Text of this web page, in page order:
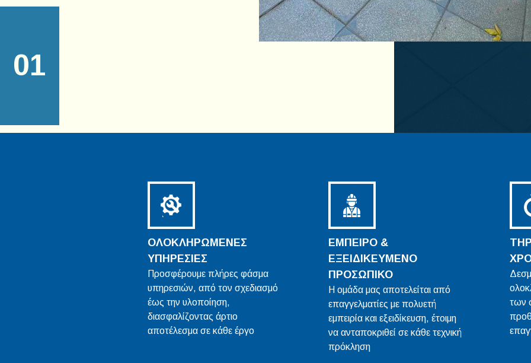
01
ΟΛΟΚΛΗΡΩΜΕΝΕΣ
ΥΠΗΡΕΣΙΕΣ
Προσφέρουμε πλήρες φάσμα
υπηρεσιών, από τον σχεδιασμό
έως την υλοποίηση,
διασφαλίζοντας άρτιο
αποτέλεσμα σε κάθε έργο
ΕΜΠΕΙΡΟ &
ΕΞΕΙΔΙΚΕΥΜΕΝΟ
ΠΡΟΣΩΠΙΚΟ
Η ομάδα μας αποτελείται από
επαγγελματίες με πολυετή
εμπειρία και εξειδίκευση, έτοιμη
να ανταποκριθεί σε κάθε τεχνική
πρόκληση
των